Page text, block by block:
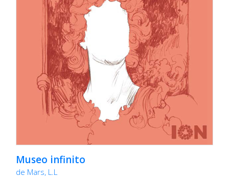
Museo infinito
de Mars, L.L